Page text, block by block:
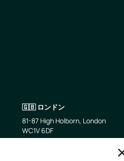
🇬🇧 ロンドン
81-87 High Holborn, London
WC1V 6DF